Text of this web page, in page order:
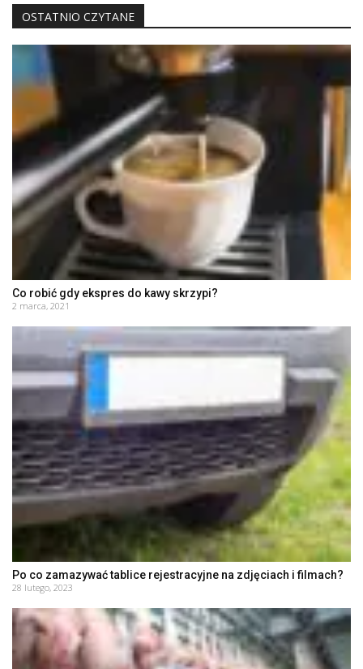
OSTATNIO CZYTANE
Co robić gdy ekspres do kawy skrzypi?
2 marca, 2021
Po co zamazywać tablice rejestracyjne na zdjęciach i filmach?
28 lutego, 2023